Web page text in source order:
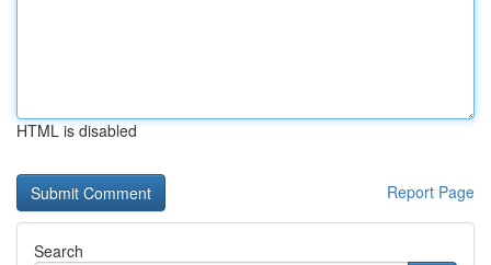
HTML is disabled
Report Page
Search